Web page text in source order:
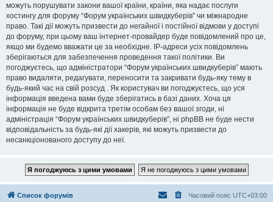
можуть порушувати закони вашої країни, країни, яка надає послуги
хостингу для форуму “Форум українських швидкуберів” чи міжнародне
право. Такі дії можуть призвести до негайної і постійної відмови у доступі
до форуму, при цьому ваш інтернет-провайдер буде повідомлений про це,
якщо ми будемо вважати це за необхідне. IP-адреси усіх повідомлень
зберігаються для забезпечення проведення такої політики. Ви
погоджуєтесь, що адміністратори “Форум українських швидкуберів” мають
право видаляти, редагувати, переносити та закривати будь-яку тему в
будь-який час на свій розсуд . Як користувач ви погоджуєтесь, що уся
інформація введена вами буде зберігатись в базі даних. Хоча ця
інформація не буде відкрита третім особам без вашої згоди, ні
адміністрація “Форум українських швидкуберів”, ні phpBB не буде нести
відповідальність за будь-які дії хакерів, які можуть призвести до
несанкціонованого доступу до неї.
Список форумів Часовий пояс UTC+03:00